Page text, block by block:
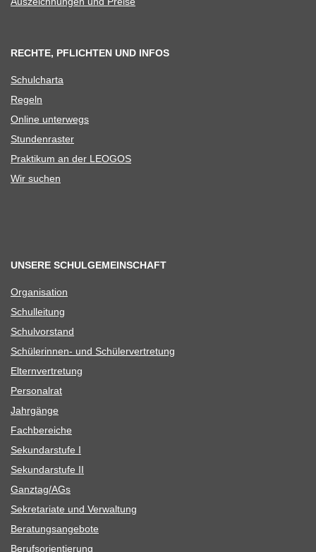
RECHTE, PFLICHTEN UND INFOS
Schul­charta
Regeln
Online unter­wegs
Stun­den­ras­ter
Prak­ti­kum an der LEOGOS
Wir suchen
UNSERE SCHULGEMEINSCHAFT
Orga­ni­sa­tion
Schul­lei­tung
Schul­vor­stand
Schü­le­rin­nen- und Schülervertretung
Eltern­ver­tre­tung
Per­so­nal­rat
Jahr­gänge
Fach­be­rei­che
Sekun­dar­stufe I
Sekun­dar­stufe II
Ganztag/​​AGs
Sekre­ta­riate und Verwaltung
Bera­tungs­an­ge­bote
Berufs­ori­en­tie­rung